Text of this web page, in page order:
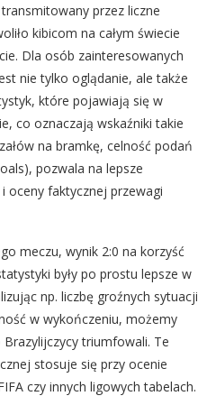
przez liczne
kibicom na całym świecie
Dla osób zainteresowanych
nie tylko oglądanie, ale także
które pojawiają się w
co oznaczają wskaźniki takie
na bramkę, celność podań
pozwala na lepsze
oceny faktycznej przewagi
meczu, wynik 2:0 na korzyść
były po prostu lepsze w
np. liczbę groźnych sytuacji
w wykończeniu, możemy
triumfowali. Te
stosuje się przy ocenie
czy innych ligowych tabelach.